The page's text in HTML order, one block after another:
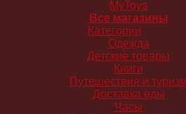
MyToys
Все магазины
Категории
Одежда
Детские товары
Книги
Путешествия и туризм
Доставка еды
Часы